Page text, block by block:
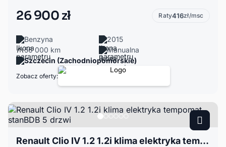
26 900 zł Raty416zł/msc
Benzyna
2015
56 000 km
Manualna
Szczecin (Zachodniopomorskie)
Zobacz oferty:
Renault Clio IV 1.2 1.2i klima elektryka tempomat stanBDB 5 drzwi